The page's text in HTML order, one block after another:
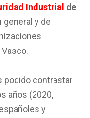
Industrial de
general y de
podido contrastar
años (2020,
y